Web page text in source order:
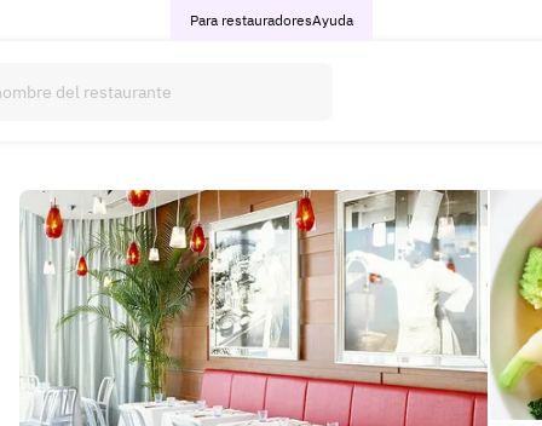
Para restauradoresAyuda